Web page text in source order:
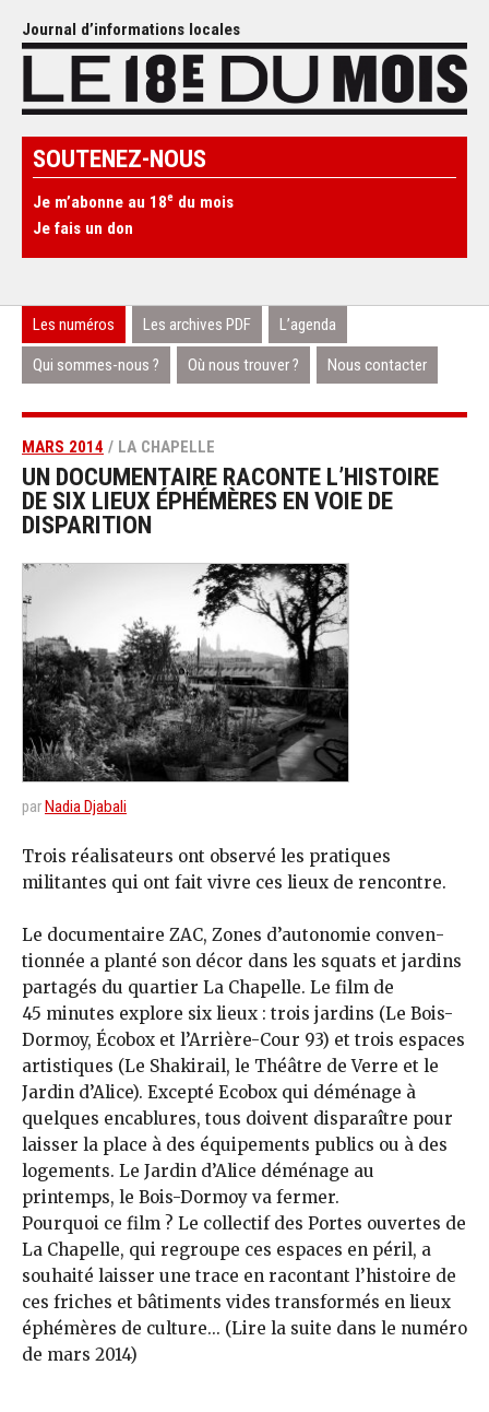
Journal d’informations locales
SOUTENEZ-NOUS
Je m’abonne au 18e du mois
Je fais un don
Les numéros Les archives PDF L’agenda
Qui sommes-nous ? Où nous trouver ? Nous contacter
MARS 2014 / LA CHAPELLE
UN DOCUMENTAIRE RACONTE L’HISTOIRE
DE SIX LIEUX ÉPHÉMÈRES EN VOIE DE
DISPARITION
parNadia Djabali
Trois réalisateurs ont observé les pratiques
militantes qui ont fait vivre ces lieux de rencontre.
Le documentaire ZAC, Zo­nes d’au­tonomie con­ven­
tionnée a planté son décor dans les squats et jardins
partagés du quartier La Cha­pelle. Le film de
45 minutes ex­plore six lieux : trois jardins (Le Bois-
Dormoy, Écobox et l’Ar­rière-Cour 93) et trois espaces
artistiques (Le Sha­kirail, le Théâtre de Verre et le
Jardin d’Alice). Excepté Ecobox qui déménage à
quelques encablures, tous doivent disparaître pour
laisser la place à des équipements publics ou à des
logements. Le Jardin d’Alice déménage au
printemps, le Bois-Dormoy va fermer.
Pourquoi ce film ? Le collectif des Portes ouvertes de
La Cha­pelle, qui regroupe ces espaces en péril, a
souhaité laisser une trace en racontant l’histoire de
ces friches et bâtiments vides transformés en lieux
éphémères de culture... (Lire la suite dans le numéro
de mars 2014)